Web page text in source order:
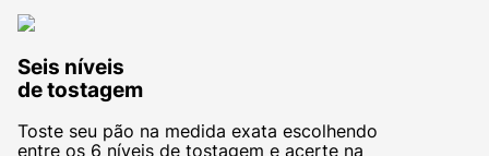
Seis níveis
de tostagem
Toste seu pão na medida exata escolhendo
entre os 6 níveis de tostagem e acerte na